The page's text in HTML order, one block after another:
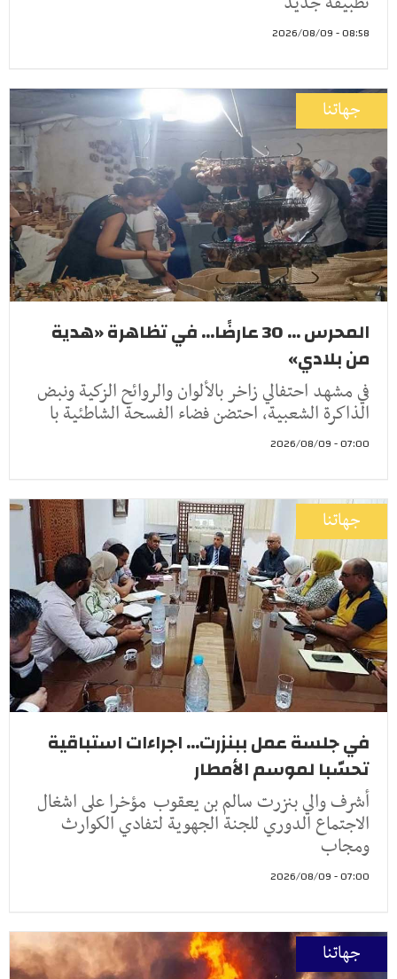
08:58 - 2026/08/09
جهاتنا
المحرس ... 30 عارضًا... في تظاهرة «هدية
من بلادي»
في مشهد احتفالي زاخر بالألوان والروائح الزكية ونبض
الذاكرة الشعبية، احتضن فضاء الفسحة الشاطئية با
07:00 - 2026/08/09
جهاتنا
في جلسة عمل ببنزرت... اجراءات استباقية
تحسّبا لموسم الأمطار
أشرف والي بنزرت سالم بن يعقوب مؤخرا على اشغال
الاجتماع الدوري للجنة الجهوية لتفادي الكوارث
ومجاب
07:00 - 2026/08/09
جهاتنا